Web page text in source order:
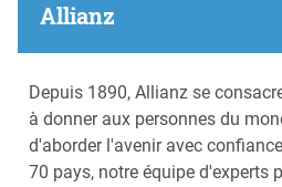
Allianz
Depuis 1890, Allianz se
à donner aux personnes du
d'aborder l'avenir avec
70 pays, notre équipe d'experts